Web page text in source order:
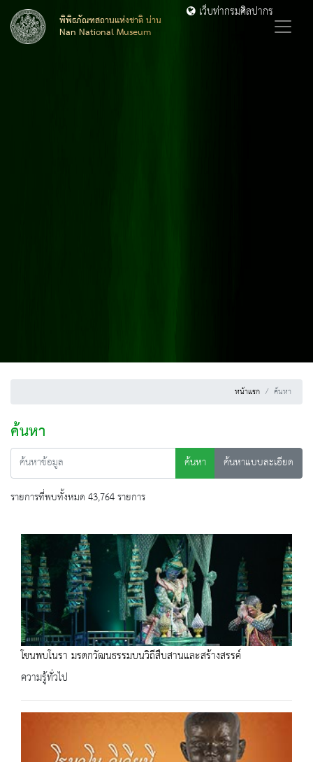
พิพิธภัณฑสถานแห่งชาติ น่าน
Nan National Museum
เว็บท่ากรมศิลปากร
หน้าแรก ค้นหา
ค้นหา
ค้นหา
ค้นหาแบบละเอียด
รายการที่พบทั้งหมด 43,764 รายการ
โขนพบโนรา มรดกวัฒนธรรมบนวิถีสืบสานและสร้างสรรค์
ความรู้ทั่วไป